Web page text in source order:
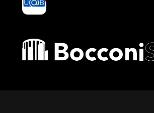
Bocconi shop